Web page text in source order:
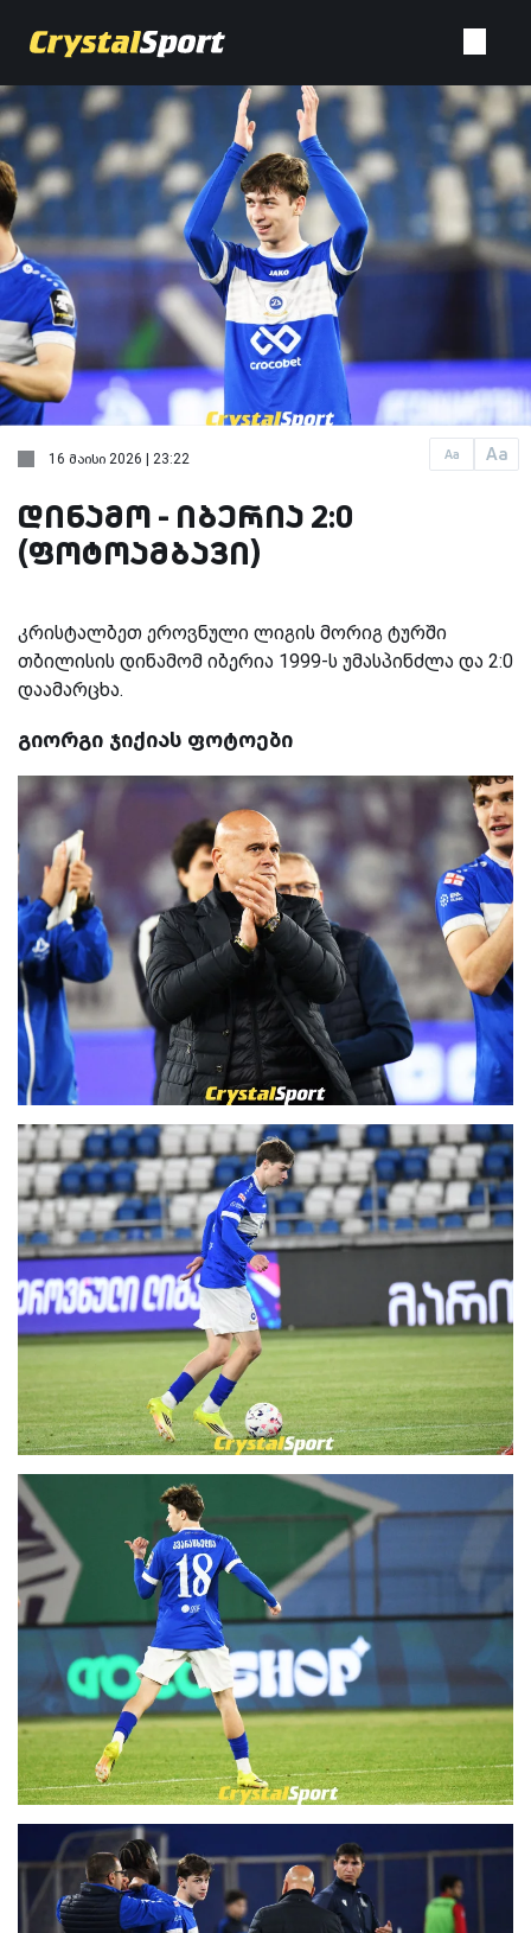
Aa Aa
16 მაისი 2026 | 23:22
დინამო - იბერია 2:0
(ფოტოამბავი)
კრისტალბეთ ეროვნული ლიგის მორიგ ტურში
თბილისის დინამომ იბერია 1999-ს უმასპინძლა და 2:0
დაამარცხა.
გიორგი ჯიქიას ფოტოები